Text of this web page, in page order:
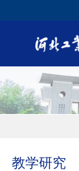
教学研究